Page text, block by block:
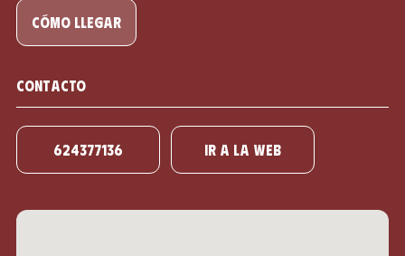
cómo llegar
Contacto
624377136 IR A LA WEB